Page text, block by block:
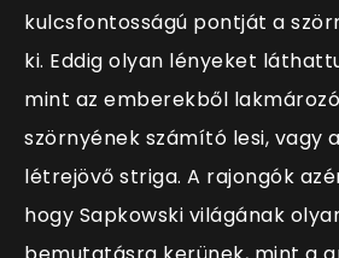
kulcsfontosságú pontját a
ki. Eddig olyan lényeket
mint az emberekből
szörnyének számító lesi, vagy
létrejövő striga. A rajongók
hogy Sapkowski világának